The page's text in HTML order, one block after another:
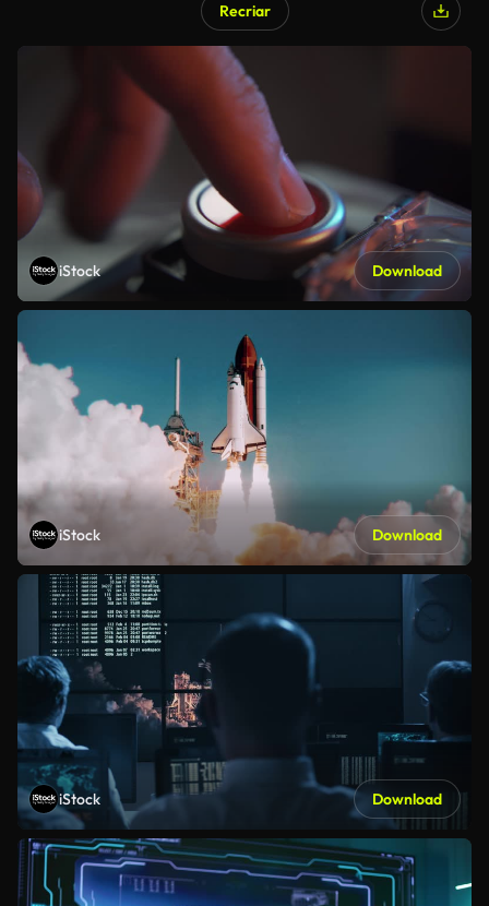
Recriar
iStock Download
iStock Download
iStock Download